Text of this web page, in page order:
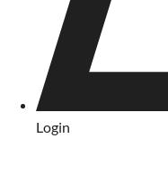
Login